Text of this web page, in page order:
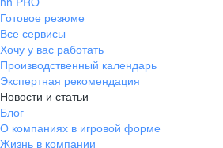
Готовое резюме
Все сервисы
Хочу у вас работать
Производственный календарь
Экспертная рекомендация
Новости и статьи
Блог
О компаниях в игровой форме
Жизнь в компании